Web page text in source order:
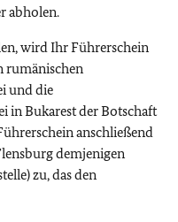
abholen.
wird Ihr Führerschein
rumänischen
und die
in Bukarest der Botschaft
anschließend
demjenigen
zu, das den